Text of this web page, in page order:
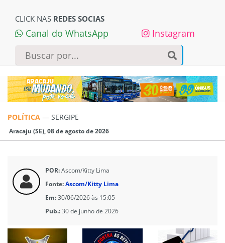
CLICK NAS REDES SOCIAS
Canal do WhatsApp Instagram
POLÍTICA — SERGIPE
Aracaju (SE), 08 de agosto de 2026
POR:Ascom/Kitty Lima
Fonte:Ascom/Kitty Lima
Em:30/06/2026 às 15:05
Pub.:30 de junho de 2026